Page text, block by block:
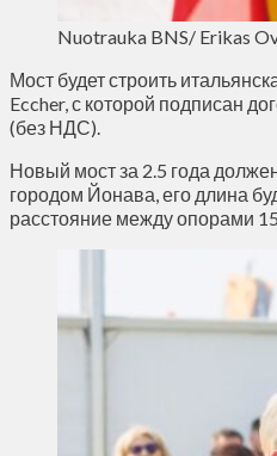
Nuotrauka BNS/ Erikas
Мост будет строить
Eccher, с которой подписан
(без НДС).
Новый мост за 2.5 года
городом Йонава, его длина
расстояние между опорами